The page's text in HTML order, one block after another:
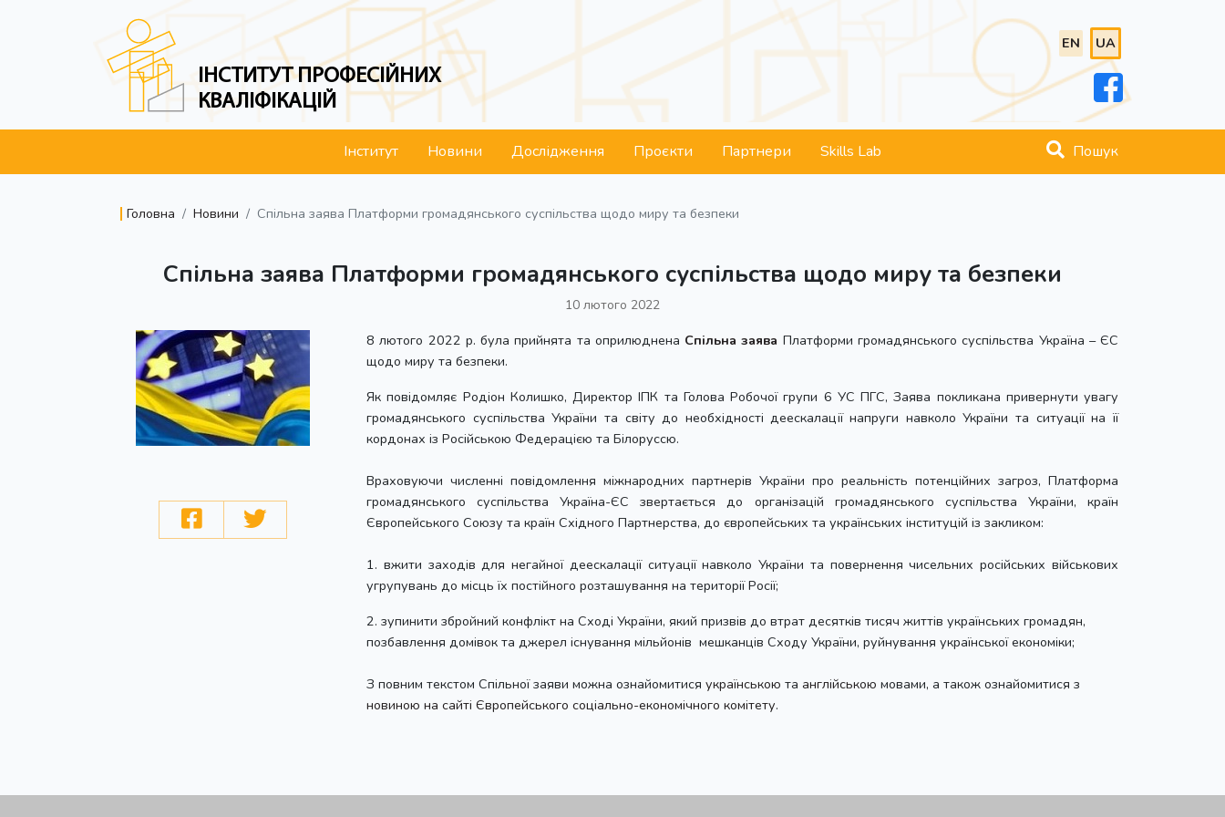
ІНСТИТУТ ПРОФЕСІЙНИХ
КВАЛІФІКАЦІЙ
EN UA
Інститут Новини Дослідження Проєкти Партнери Skills Lab Пошук
Головна Новини Спільна заява Платформи громадянського суспільства щодо миру та безпеки
Спільна заява Платформи громадянського суспільства щодо миру та безпеки
10 лютого 2022
8 лютого 2022 р. була прийнята та оприлюднена Спільна заява Платформи громадянського суспільства Україна – ЄС
щодо миру та безпеки.
Як повідомляє Родіон Колишко, Директор ІПК та Голова Робочої групи 6 УС ПГС, Заява покликана привернути увагу
громадянського суспільства України та світу до необхідності деескалації напруги навколо України та ситуації на її
кордонах із Російською Федерацією та Білоруссю.
Враховуючи численні повідомлення міжнародних партнерів України про реальність потенційних загроз, Платформа
громадянського суспільства Україна-ЄС звертається до організацій громадянського суспільства України, країн
Європейського Союзу та країн Східного Партнерства, до європейських та українських інституцій із закликом:
1. вжити заходів для негайної деескалації ситуації навколо України та повернення чисельних російських військових
угрупувань до місць їх постійного розташування на території Росії;
2. зупинити збройний конфлікт на Сході України, який призвів до втрат десятків тисяч життів українських громадян,
позбавлення домівок та джерел існування мільйонів мешканців Сходу України, руйнування української економіки;
З повним текстом Спільної заяви можна ознайомитися українською та англійською мовами, а також ознайомитися з
новиною на сайті Європейського соціально-економічного комітету.